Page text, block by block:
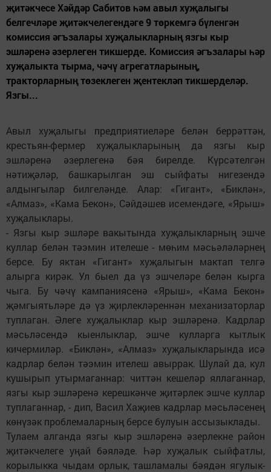
җитәкчесе Хәйдәр Сабитов һәм авыл хуҗалыгы
белгечләре җитәкчелегендәге 9 төркемгә бүленгән
комиссия әгъзалары хуҗалыкларның язгы кыр
эшләренә әзерлеген тикшерде. Комиссия әгъзалары һәр
хуҗалыкта тырма, чәчү агрегатларының,
тракторларның төзеклеген җентекләп тикшерделәр.
Язгы...
Авыл хуҗалыгы предприятиеләре белән беррәттән,
крестьян-фермер хуҗалыкларының да язгы кыр
эшләренә әзерлегенә бәя бирелде. Күрсәтелгән
нәтиҗәләр, башкарылган эш сыйфаты нигезендә
алдынгылар билгеләнде. Алар: «Гигант», «Биклән»,
«Алмаз», «Кама Бекон», Сәйдәшев исемендәге, «Ярыш»
хуҗалыклары.
- Язгы кыр эшләре вакытында хуҗалыкларның эшче
куллар белән тәэмин ителеше - мөһим мәсьәләләрнең
берсе. Бу яктан «Гигант» хуҗалыгын мактап телгә
алырга кирәк. Ул быел да үз эшчеләре белән кырга
чыга. Бу чәчү кампаниясенә «Ярыш», «Кама Бекон»
җәмгыятьләре дә үз җирлекләреннән механизаторлар
туплаган. Әлеге хуҗалыклар кыр эшләренә. Кадрлар
мәсьләсендә кыенлыклар, эшче кулларга кытлык
кичермиләр. «Биклән», «Алмаз» хуҗалыкларында исә
кадрлар белән тәэмин ителеш авыррак. Шулай да, кул
кушырып утырмаганнар: читтән кешеләр яллаганнар,
язгы кыр эшләренә керешкәнче җитәрлек эшче куллар
туплаганнар, - дип, Васил Хаҗиев кадрлар мәсьләсенең
көнүзәк проблемаларның берсе булуын ассызыклады.
Тулаем алганда язгы кыр эшләренә әзерлекне район
җитәкчелеге уңай бәяләде. Һәр хуҗалык сыйфатлы,
корылыкка чыдам орлык, ташламалы бәядән ягулык-